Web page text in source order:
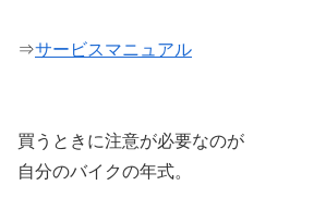
⇒サービスマニュアル
買うときに注意が必要なのが
自分のバイクの年式。